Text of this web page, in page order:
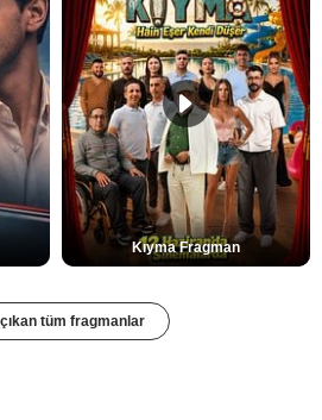
Kıyma Fragman
tüm fragmanlar